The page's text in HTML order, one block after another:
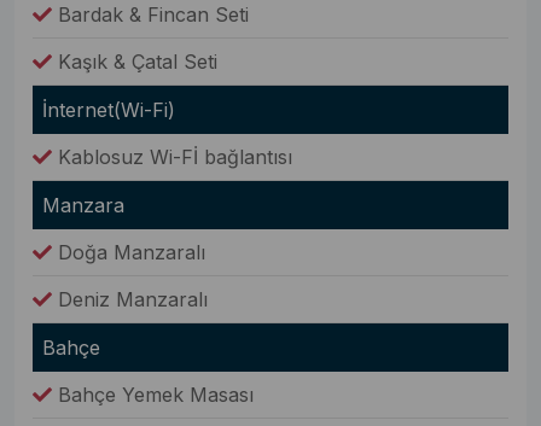
Bardak & Fincan Seti
Kaşık & Çatal Seti
İnternet(Wi-Fi)
Kablosuz Wi-Fİ bağlantısı
Manzara
Doğa Manzaralı
Deniz Manzaralı
Bahçe
Bahçe Yemek Masası